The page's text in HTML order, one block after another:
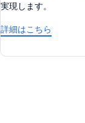
実現します。
詳細はこちら